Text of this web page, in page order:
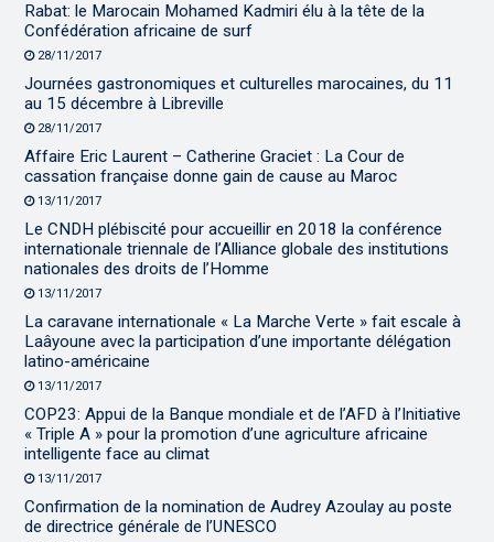
Rabat: le Marocain Mohamed Kadmiri élu à la tête de la
Confédération africaine de surf
28/11/2017
Journées gastronomiques et culturelles marocaines, du 11
au 15 décembre à Libreville
28/11/2017
Affaire Eric Laurent – Catherine Graciet : La Cour de
cassation française donne gain de cause au Maroc
13/11/2017
Le CNDH plébiscité pour accueillir en 2018 la conférence
internationale triennale de l’Alliance globale des institutions
nationales des droits de l’Homme
13/11/2017
La caravane internationale « La Marche Verte » fait escale à
Laâyoune avec la participation d’une importante délégation
latino-américaine
13/11/2017
COP23: Appui de la Banque mondiale et de l’AFD à l’Initiative
« Triple A » pour la promotion d’une agriculture africaine
intelligente face au climat
13/11/2017
Confirmation de la nomination de Audrey Azoulay au poste
de directrice générale de l’UNESCO